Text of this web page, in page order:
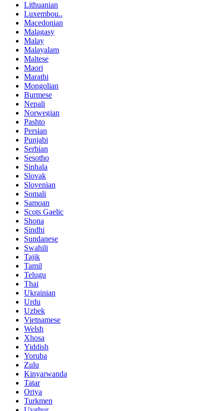
Lithuanian
Luxembou..
Macedonian
Malagasy
Malay
Malayalam
Maltese
Maori
Marathi
Mongolian
Burmese
Nepali
Norwegian
Pashto
Persian
Punjabi
Serbian
Sesotho
Sinhala
Slovak
Slovenian
Somali
Samoan
Scots Gaelic
Shona
Sindhi
Sundanese
Swahili
Tajik
Tamil
Telugu
Thai
Ukrainian
Urdu
Uzbek
Vietnamese
Welsh
Xhosa
Yiddish
Yoruba
Zulu
Kinyarwanda
Tatar
Oriya
Turkmen